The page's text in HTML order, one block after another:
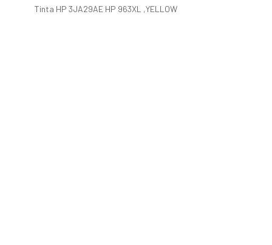
Tinta HP 3JA29AE HP 963XL ,YELLOW